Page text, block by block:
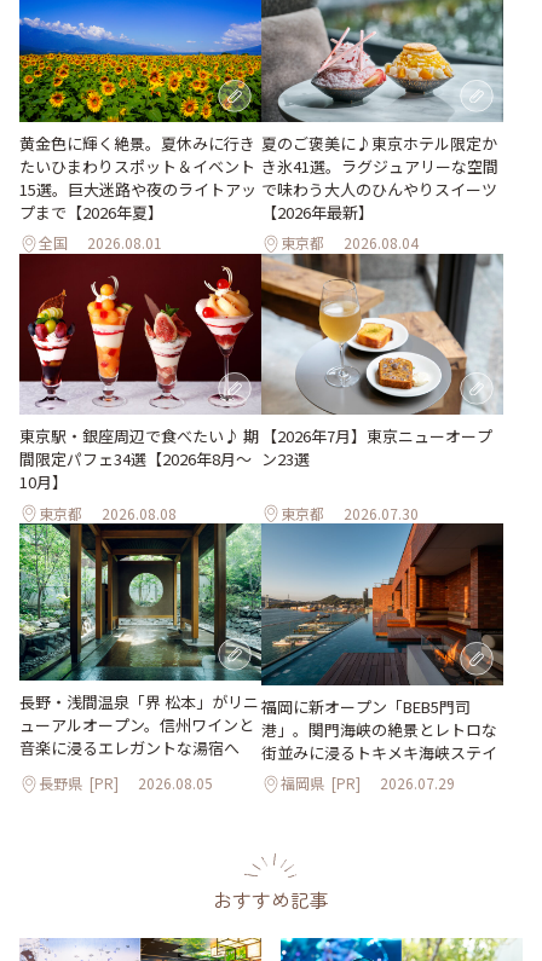
黄金色に輝く絶景。夏休みに行き
たいひまわりスポット＆イベント
15選。巨大迷路や夜のライトアッ
プまで【2026年夏】
全国 2026.08.01
夏のご褒美に♪東京ホテル限定か
き氷41選。ラグジュアリーな空間
で味わう大人のひんやりスイーツ
【2026年最新】
東京都 2026.08.04
東京駅・銀座周辺で食べたい♪ 期
間限定パフェ34選【2026年8月～
10月】
東京都 2026.08.08
【2026年7月】東京ニューオープ
ン23選
東京都 2026.07.30
長野・浅間温泉「界 松本」がリニ
ューアルオープン。信州ワインと
音楽に浸るエレガントな湯宿へ
長野県 [PR] 2026.08.05
福岡に新オープン「BEB5門司
港」。関門海峡の絶景とレトロな
街並みに浸るトキメキ海峡ステイ
福岡県 [PR] 2026.07.29
おすすめ記事